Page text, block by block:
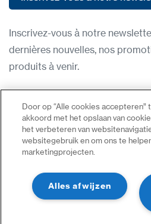
Inscrivez-vous à notre
dernières nouvelles, nos
produits à venir.
Condititions d'utilisation
Politique de confidentialité
Nous contacter
Se connecter
Plan du site
Door op “Alle cookies accepteren”
akkoord met het opslaan van
het verbeteren van
websitegebruik en om ons te
marketingprojecten.
Alles afwijzen